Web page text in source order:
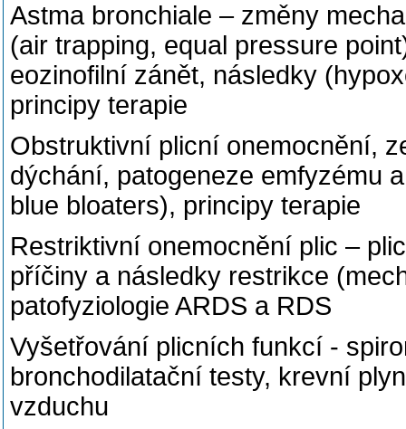
Astma bronchiale – změny
(air trapping, equal pressure
eozinofilní zánět, následky
principy terapie
Obstruktivní plicní onemocnění,
dýchání, patogeneze emfyzému
blue bloaters), principy terapie
Restriktivní onemocnění plic –
příčiny a následky restrikce
patofyziologie ARDS a RDS
Vyšetřování plicních funkcí -
bronchodilatační testy, krevní
vzduchu